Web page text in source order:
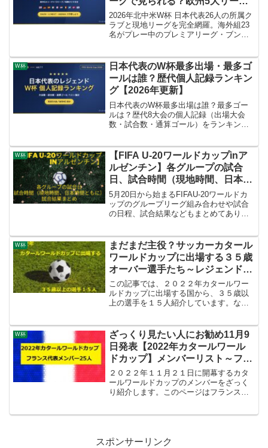
視聴ガイド付き
2026年北中米W杯 日本代表26人の所属ク
ラブと現地リーグを完全網羅。海外組23
名がプレー中のプレミアリーグ・ブンデ
NEXT・WOWOW）を一覧化。W杯前に
スターたちのプレーを予習しよう。
W杯
日本代表のW杯最多出場・最多ゴ
ールは誰？歴代個人記録ランキン
グ【2026年更新】
日本代表のW杯最多出場は誰？最多ゴー
ルは？歴代8大会の個人記録（出場大会
数・試合数・通算ゴール）をランキング
映しています。
W杯
【FIFA U-20ワールドカップinア
ルゼンチン】各グループの試合
日、試合時間（現地時間、日本時
間ともに）、試合結果まとめ
5月20日から始まるFIFAU-20ワールドカ
ップのグループリーグ組み合わせや試合
の日程、試合結果などもまとめてありま
W杯
まだまだ主役？サッカーカタール
ワールドカップに出場する３５歳
オーバー選手たち～レジェンド選
手１５人紹介～
この記事では、２０２２年カタールワー
ルドカップに出場する国から、３５歳以
上の選手を１５人紹介しています。なぜ
W杯
ざっくり見たい人にお勧め11月9
日発表【2022年カタールワール
ドカップ】メンバーリスト～フラ
ンス代表編～
２０２２年１１月２１日に開幕するカタ
ールワールドカップのメンバーをざっく
り紹介します。このページはフランス代
スポンサーリンク